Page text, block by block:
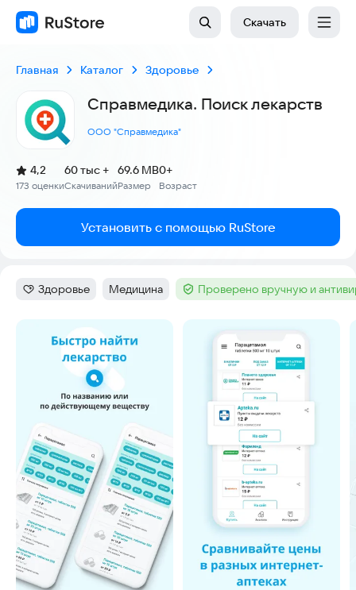
Скачать
Главная Каталог Здоровье
Справмедика. Поиск лекарств
ООО "Справмедика"
Рейтинг:
4,2
(
173 оценки
)
Скачиваний
60 тыс +
Размер
69.6 MB
Возраст
0+
Установить с помощью RuStore
Категория:
Здоровье Тег:
Медицина Тег :Проверено вручную и
Скриншоты